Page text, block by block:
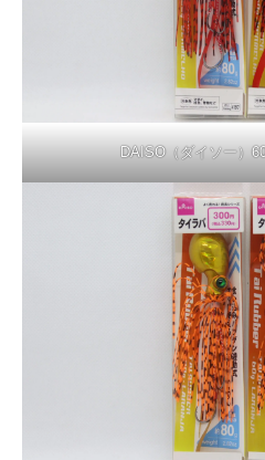
DAISO（ダイソー）